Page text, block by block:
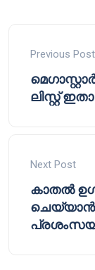
Previous Post
ലിസ്റ്റ് ഇതാ
Next Post
കാതൽ
ചെയ്യാൻ